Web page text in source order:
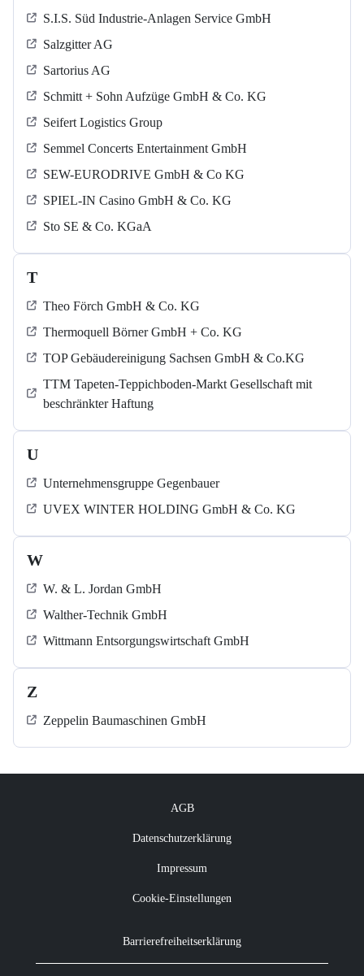
S.I.S. Süd Industrie-Anlagen Service GmbH
Salzgitter AG
Sartorius AG
Schmitt + Sohn Aufzüge GmbH & Co. KG
Seifert Logistics Group
Semmel Concerts Entertainment GmbH
SEW-EURODRIVE GmbH & Co KG
SPIEL-IN Casino GmbH & Co. KG
Sto SE & Co. KGaA
T
Theo Förch GmbH & Co. KG
Thermoquell Börner GmbH + Co. KG
TOP Gebäudereinigung Sachsen GmbH & Co.KG
TTM Tapeten-Teppichboden-Markt Gesellschaft mit
beschränkter Haftung
U
Unternehmensgruppe Gegenbauer
UVEX WINTER HOLDING GmbH & Co. KG
W
W. & L. Jordan GmbH
Walther-Technik GmbH
Wittmann Entsorgungswirtschaft GmbH
Z
Zeppelin Baumaschinen GmbH
AGB
Datenschutzerklärung
Impressum
Cookie-Einstellungen
Barrierefreiheitserklärung